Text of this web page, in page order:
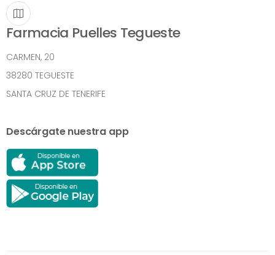
Farmacia Puelles Tegueste
CARMEN, 20
38280 TEGUESTE
SANTA CRUZ DE TENERIFE
Descárgate nuestra app